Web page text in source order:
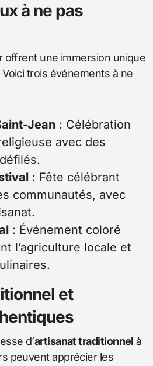
à ne pas
offrent une immersion unique
trois événements à ne
Jean : Célébration
avec des
: Fête célébrant
communautés, avec
: Événement coloré
l’agriculture locale et
et
d’artisanat traditionnel à
peuvent apprécier les